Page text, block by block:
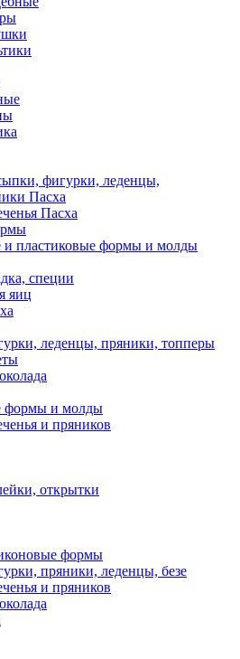
фигурки, леденцы,
Пасха
Пасха
пластиковые формы и молды
специи
яиц
леденцы, пряники, топперы
формы и молды
и пряников
открытки
формы
пряники, леденцы, безе
и пряников